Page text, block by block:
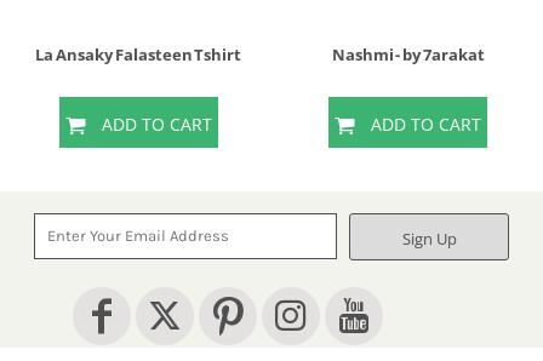
La Ansaky Falasteen Tshirt
ADD TO CART
Nashmi - by 7arakat
ADD TO CART
Sign Up